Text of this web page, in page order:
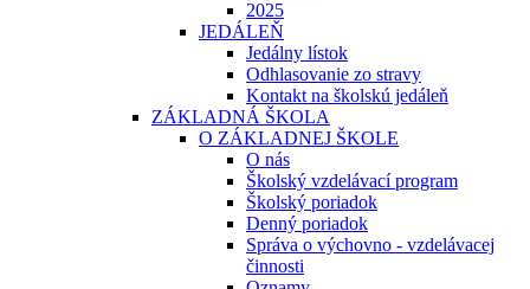
2025
JEDÁLEŇ
Jedálny lístok
Odhlasovanie zo stravy
Kontakt na školskú jedáleň
ZÁKLADNÁ ŠKOLA
O ZÁKLADNEJ ŠKOLE
O nás
Školský vzdelávací program
Školský poriadok
Denný poriadok
Správa o výchovno - vzdelávacej
činnosti